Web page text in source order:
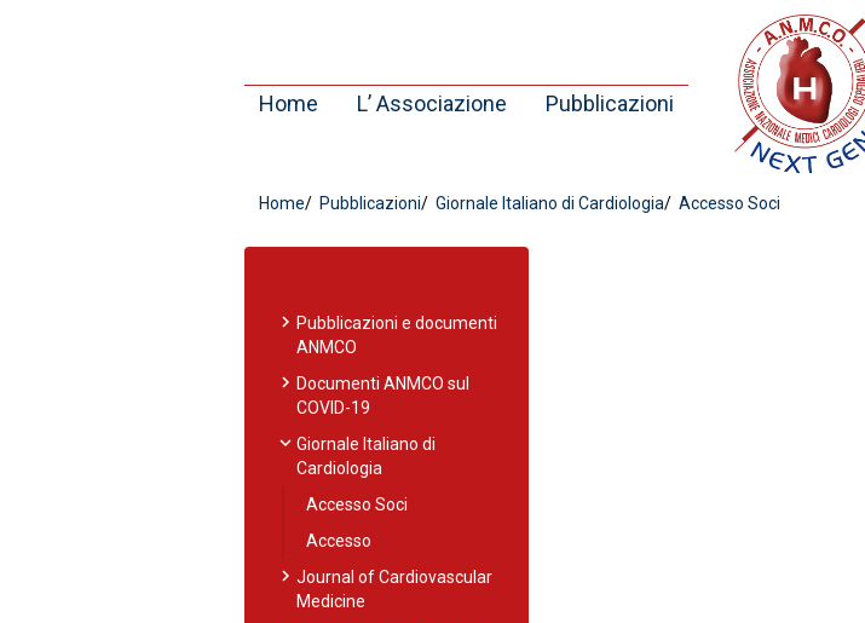
Home L’ Associazione Pubblicazioni
Home Pubblicazioni Giornale Italiano di Cardiologia Accesso Soci
chevron_rightPubblicazioni e documenti
ANMCO
chevron_rightDocumenti ANMCO sul
COVID-19
expand_moreGiornale Italiano di
Cardiologia
Accesso Soci
Accesso
chevron_rightJournal of Cardiovascular
Medicine